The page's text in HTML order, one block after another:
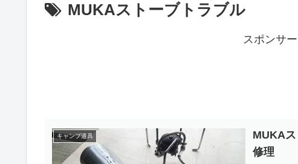
MUKAストーブトラブル
スポンサ
キャンプ道具
MUKA
修理